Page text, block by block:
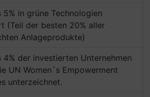
5% in grüne Technologien
(Teil der besten 20% aller
Anlageprodukte)
4% der investierten Unternehmen
UN Women´s Empowerment
unterzeichnet.